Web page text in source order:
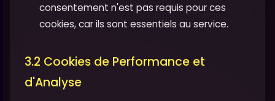
consentement n'est pas requis pour ces
cookies, car ils sont essentiels au service.
3.2 Cookies de Performance et
d'Analyse